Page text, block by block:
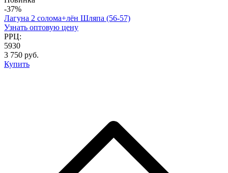
-37%
Лагуна 2 солома+лён Шляпа (56-57)
Узнать оптовую цену
РРЦ:
5930
3 750 руб.
Купить